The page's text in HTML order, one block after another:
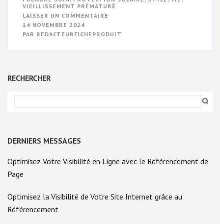
VIEILLISSEMENT PRÉMATURÉ
LAISSER UN COMMENTAIRE
LA
14 NOVEMBRE 2024
PAR REDACTEURFICHEPRODUIT
RECHERCHER
DERNIERS MESSAGES
Optimisez Votre Visibilité en Ligne avec le Référencement de
Page
Optimisez la Visibilité de Votre Site Internet grâce au
Référencement